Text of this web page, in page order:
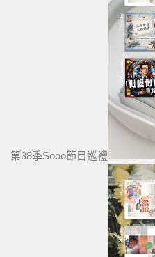
第38季Sooo節目巡禮